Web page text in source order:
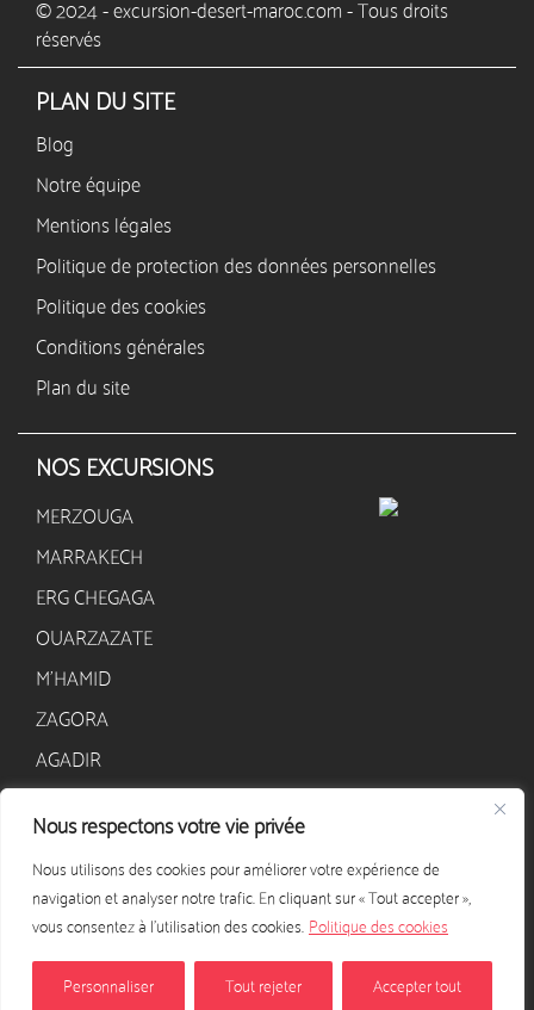
Nous respectons votre vie privée
Nous utilisons des cookies pour améliorer votre expérience de
navigation et analyser notre trafic. En cliquant sur « Tout accepter »,
vous consentez à l'utilisation des cookies. Politique des cookies
Personnaliser Tout rejeter Accepter tout
© 2024 - excursion-desert-maroc.com - Tous droits
réservés
PLAN DU SITE
Blog
Notre équipe
Mentions légales
Politique de protection des données personnelles
Politique des cookies
Conditions générales
Plan du site
NOS EXCURSIONS
MERZOUGA
MARRAKECH
ERG CHEGAGA
OUARZAZATE
M’HAMID
ZAGORA
AGADIR
CONTACT
+33 628 568 405
contact@excursion-desert-maroc.com